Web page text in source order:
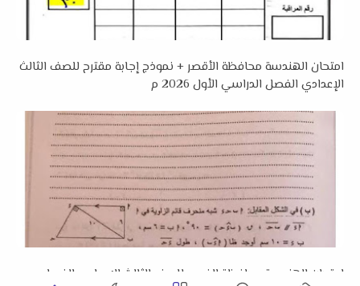
امتحان الهندسة محافظة الأقصر + نموذج إجابة مقترح للصف الثالث
الإعدادي الفصل الدراسي الأول 2026 م
امتحان الهندسة محافظة الفيوم للصف الثالث الإعدادي الفصل